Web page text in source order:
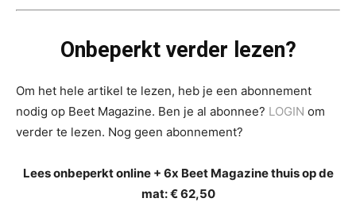
Onbeperkt verder lezen?
Om het hele artikel te lezen, heb je een abonnement
nodig op Beet Magazine. Ben je al abonnee? LOGIN om
verder te lezen. Nog geen abonnement?
Lees onbeperkt online + 6x Beet Magazine thuis op de
mat: € 62,50